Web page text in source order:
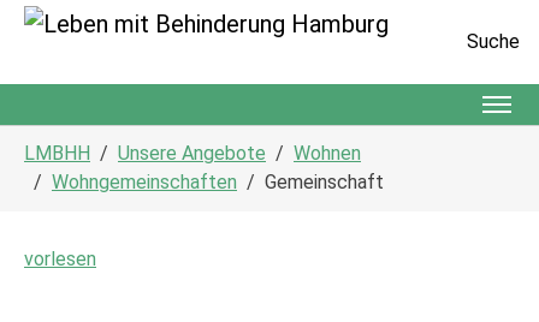
Suche
LMBHH Unsere Angebote
Wohnen
Wohngemeinschaften
Gemeinschaft
vorlesen